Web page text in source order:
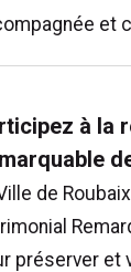
et
à la
de
préserver et